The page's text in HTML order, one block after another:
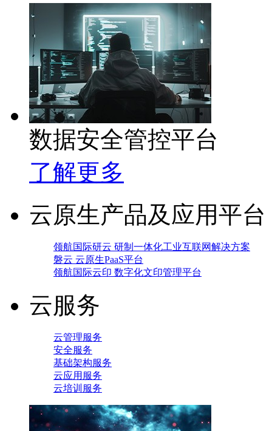
数据安全管控平台
了解更多
云原生产品及应用平台
领航国际研云 研制一体化工业互联网解决方案
磐云 云原生PaaS平台
领航国际云印 数字化文印管理平台
云服务
云管理服务
安全服务
基础架构服务
云应用服务
云培训服务